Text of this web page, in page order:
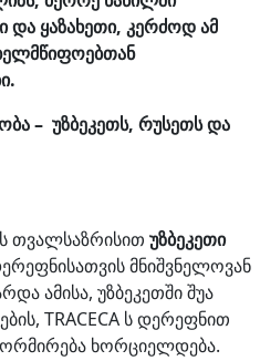
და ყაზახეთი, კერძოდ ამ
– უზბეკეთს, რუსეთს და
თვალსაზრისით უზბეკეთი
მნიშვნელოვან
ამისა, უზბეკეთში შუა
TRACECA ს დერეფნით
ხორციელდება.